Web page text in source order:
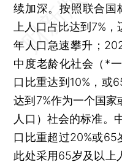
续加深。按照联合
上人口占比达到7%
年人口急速攀升；
中度老龄化社会（*
口比重达到10%，或
达到7%作为一个国家
人口）社会的标准。
口比重超过20%或65
此处采用65岁及以上